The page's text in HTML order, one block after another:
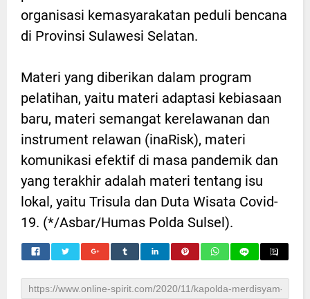
organisasi kemasyarakatan peduli bencana
di Provinsi Sulawesi Selatan.
Materi yang diberikan dalam program
pelatihan, yaitu materi adaptasi kebiasaan
baru, materi semangat kerelawanan dan
instrument relawan (inaRisk), materi
komunikasi efektif di masa pandemik dan
yang terakhir adalah materi tentang isu
lokal, yaitu Trisula dan Duta Wisata Covid-
19. (*/Asbar/Humas Polda Sulsel).